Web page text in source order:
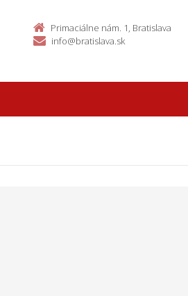
Primaciálne nám. 1, Bratislava
info@bratislava.sk